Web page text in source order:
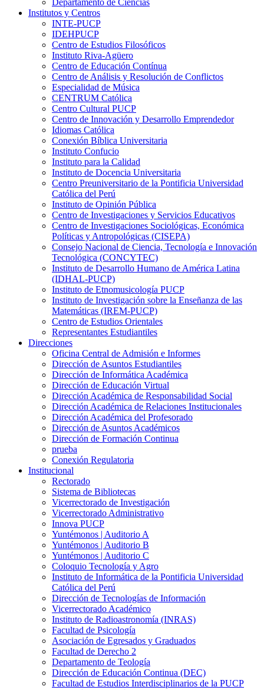
Departamento de Ciencias
Institutos y Centros
INTE-PUCP
IDEHPUCP
Centro de Estudios Filosóficos
Instituto Riva-Agüero
Centro de Educación Contínua
Centro de Análisis y Resolución de Conflictos
Especialidad de Música
CENTRUM Católica
Centro Cultural PUCP
Centro de Innovación y Desarrollo Emprendedor
Idiomas Católica
Conexión Bíblica Universitaria
Instituto Confucio
Instituto para la Calidad
Instituto de Docencia Universitaria
Centro Preuniversitario de la Pontificia Universidad
Católica del Perú
Instituto de Opinión Pública
Centro de Investigaciones y Servicios Educativos
Centro de Investigaciones Sociológicas, Económica
Políticas y Antropológicas (CISEPA)
Consejo Nacional de Ciencia, Tecnología e Innovación
Tecnológica (CONCYTEC)
Instituto de Desarrollo Humano de América Latina
(IDHAL-PUCP)
Instituto de Etnomusicología PUCP
Instituto de Investigación sobre la Enseñanza de las
Matemáticas (IREM-PUCP)
Centro de Estudios Orientales
Representantes Estudiantiles
Direcciones
Oficina Central de Admisión e Informes
Dirección de Asuntos Estudiantiles
Dirección de Informática Académica
Dirección de Educación Virtual
Dirección Académica de Responsabilidad Social
Dirección Académica de Relaciones Institucionales
Dirección Académica del Profesorado
Dirección de Asuntos Académicos
Dirección de Formación Continua
prueba
Conexión Regulatoria
Institucional
Rectorado
Sistema de Bibliotecas
Vicerrectorado de Investigación
Vicerrectorado Administrativo
Innova PUCP
Yuntémonos | Auditorio A
Yuntémonos | Auditorio B
Yuntémonos | Auditorio C
Coloquio Tecnología y Agro
Instituto de Informática de la Pontificia Universidad
Católica del Perú
Dirección de Tecnologías de Información
Vicerrectorado Académico
Instituto de Radioastronomía (INRAS)
Facultad de Psicología
Asociación de Egresados y Graduados
Facultad de Derecho 2
Departamento de Teología
Dirección de Educación Continua (DEC)
Facultad de Estudios Interdisciplinarios de la PUCP